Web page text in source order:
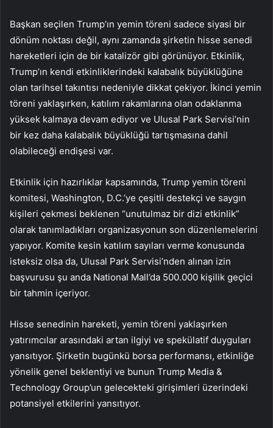
Başkan seçilen Trump’ın yemin töreni sadece siyasi bir
dönüm noktası değil, aynı zamanda şirketin hisse senedi
hareketleri için de bir katalizör gibi görünüyor. Etkinlik,
Trump’ın kendi etkinliklerindeki kalabalık büyüklüğüne
olan tarihsel takıntısı nedeniyle dikkat çekiyor. İkinci yemin
töreni yaklaşırken, katılım rakamlarına olan odaklanma
yüksek kalmaya devam ediyor ve Ulusal Park Servisi’nin
bir kez daha kalabalık büyüklüğü tartışmasına dahil
olabileceği endişesi var.
Etkinlik için hazırlıklar kapsamında, Trump yemin töreni
komitesi, Washington, D.C.’ye çeşitli destekçi ve saygın
kişileri çekmesi beklenen “unutulmaz bir dizi etkinlik”
olarak tanımladıkları organizasyonun son düzenlemelerini
yapıyor. Komite kesin katılım sayıları verme konusunda
isteksiz olsa da, Ulusal Park Servisi’nden alınan izin
başvurusu şu anda National Mall’da 500.000 kişilik geçici
bir tahmin içeriyor.
Hisse senedinin hareketi, yemin töreni yaklaşırken
yatırımcılar arasındaki artan ilgiyi ve spekülatif duyguları
yansıtıyor. Şirketin bugünkü borsa performansı, etkinliğe
yönelik genel beklentiyi ve bunun Trump Media &
Technology Group’un gelecekteki girişimleri üzerindeki
potansiyel etkilerini yansıtıyor.